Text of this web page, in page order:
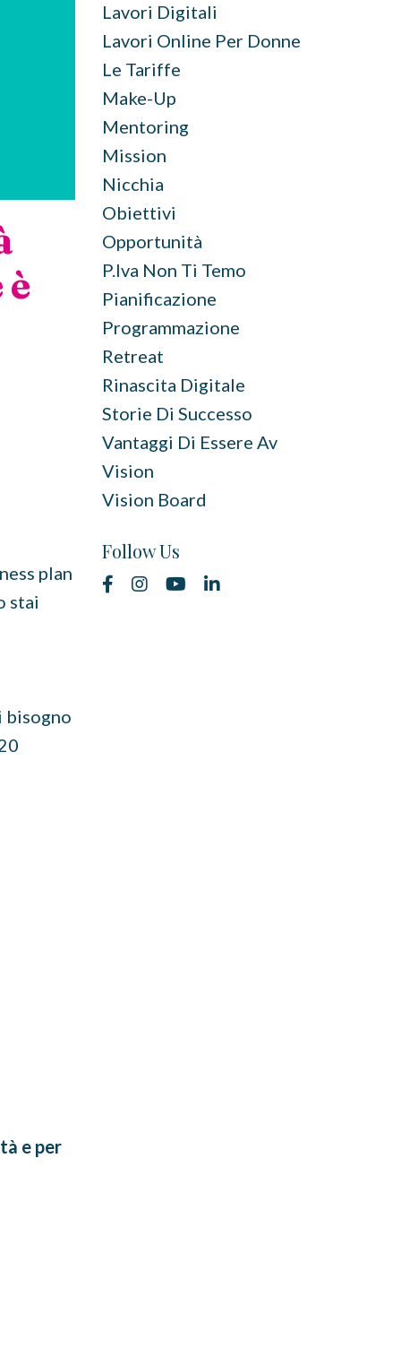
plan
stai
bisogno
e per
Lavori Digitali
Lavori Online Per Donne
Le Tariffe
Make-Up
Mentoring
Mission
Nicchia
Obiettivi
Opportunità
P.iva Non Ti Temo
Pianificazione
Programmazione
Retreat
Rinascita Digitale
Storie Di Successo
Vantaggi Di Essere Av
Vision
Vision Board
Follow Us